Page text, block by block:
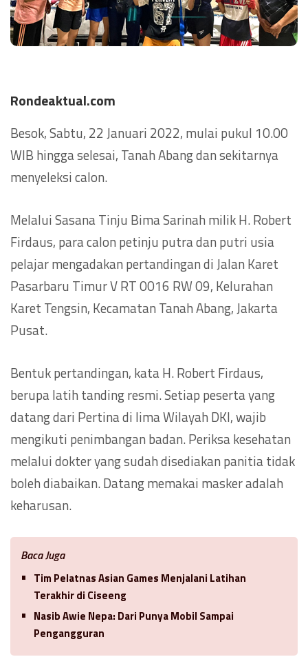
Rondeaktual.com
Besok, Sabtu, 22 Januari 2022, mulai pukul 10.00
WIB hingga selesai, Tanah Abang dan sekitarnya
menyeleksi calon.
Melalui Sasana Tinju Bima Sarinah milik H. Robert
Firdaus, para calon petinju putra dan putri usia
pelajar mengadakan pertandingan di Jalan Karet
Pasarbaru Timur V RT 0016 RW 09, Kelurahan
Karet Tengsin, Kecamatan Tanah Abang, Jakarta
Pusat.
Bentuk pertandingan, kata H. Robert Firdaus,
berupa latih tanding resmi. Setiap peserta yang
datang dari Pertina di lima Wilayah DKI, wajib
mengikuti penimbangan badan. Periksa kesehatan
melalui dokter yang sudah disediakan panitia tidak
boleh diabaikan. Datang memakai masker adalah
keharusan.
Baca Juga
Tim Pelatnas Asian Games Menjalani Latihan
Terakhir di Ciseeng
Nasib Awie Nepa: Dari Punya Mobil Sampai
Pengangguran